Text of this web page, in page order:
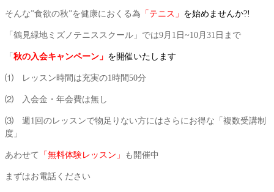
そんな”食欲の秋”を健康におくる為 「テニス」 を始めませんか?!
「鶴見緑地ミズノテニススクール」では9月1日~10月31日まで
「 秋の入会キャンペーン」 を開催いたします
⑴ レッスン時間は充実の1時間50分
⑵ 入会金・年会費は無し
⑶ 週1回のレッスンで物足りない方にはさらにお得な「複数受講制
度」
あわせて 「無料体験レッスン」 も開催中
まずはお電話ください